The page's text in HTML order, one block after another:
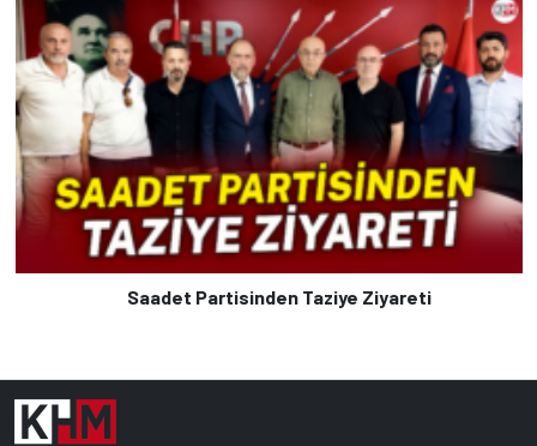
Saadet Partisinden Taziye Ziyareti